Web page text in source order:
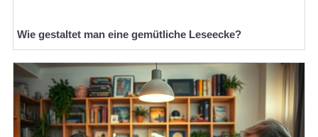
Wie gestaltet man eine gemütliche Leseecke?